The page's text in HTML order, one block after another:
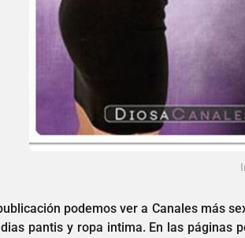
podemos ver a Canales más
pantis y ropa intima. En las páginas